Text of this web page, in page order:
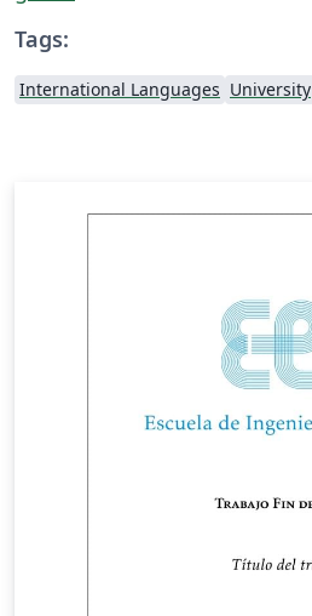
Tags:
International Languages University